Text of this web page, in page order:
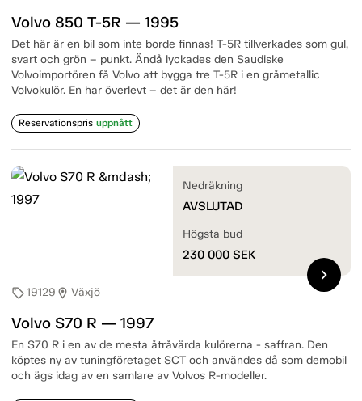
Volvo 850 T-5R — 1995
Det här är en bil som inte borde finnas! T-5R tillverkades som gul,
svart och grön – punkt. Ändå lyckades den Saudiske
Volvoimportören få Volvo att bygga tre T-5R i en gråmetallic
Volvokulör. En har överlevt – det är den här!
Reservationspris uppnått
sell19129 location_on Växjö
Volvo S70 R — 1997
En S70 R i en av de mesta åtråvärda kulörerna - saffran. Den
köptes ny av tuningföretaget SCT och användes då som demobil
och ägs idag av en samlare av Volvos R-modeller.
Nedräkning
AVSLUTAD
Högsta bud
230 000 SEK
chevron_right